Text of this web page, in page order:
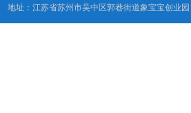
地址：江苏省苏州市吴中区郭巷街道象宝宝创业